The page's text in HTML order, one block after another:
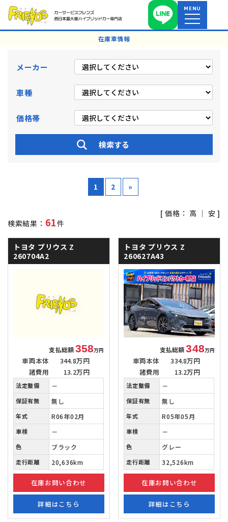
MENU
在庫車情報
メーカー
車種
価格帯
1 2 »
検索結果： 61件
[ 価格： 高 ｜ 安 ]
トヨタ プリウス Z
260704A2
支払総額358万円
車両本体
344.8万円
諸費用
13.2万円
法定整備 －
保証有無 無し
年式 R06年02月
車検 －
色 ブラック
走行距離 20,636km
在庫お問い合わせ
詳細はこちら
トヨタ プリウス Z
260627A43
支払総額348万円
車両本体
334.8万円
諸費用
13.2万円
法定整備 －
保証有無 無し
年式 R05年05月
車検 －
色 グレー
走行距離 32,526km
在庫お問い合わせ
詳細はこちら